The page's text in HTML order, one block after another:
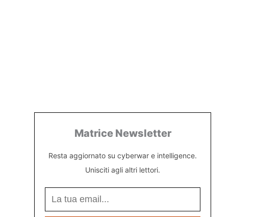
Matrice Newsletter
Resta aggiornato su cyberwar e intelligence.
Unisciti agli altri lettori.